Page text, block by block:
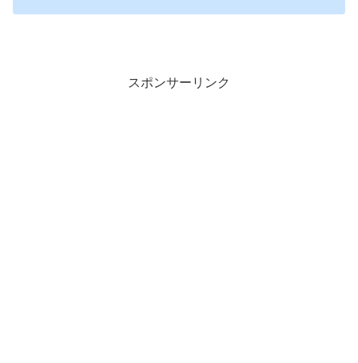
スポンサーリンク